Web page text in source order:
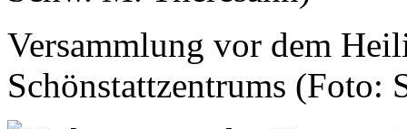
Versammlung vor dem
Schönstattzentrums (Foto: